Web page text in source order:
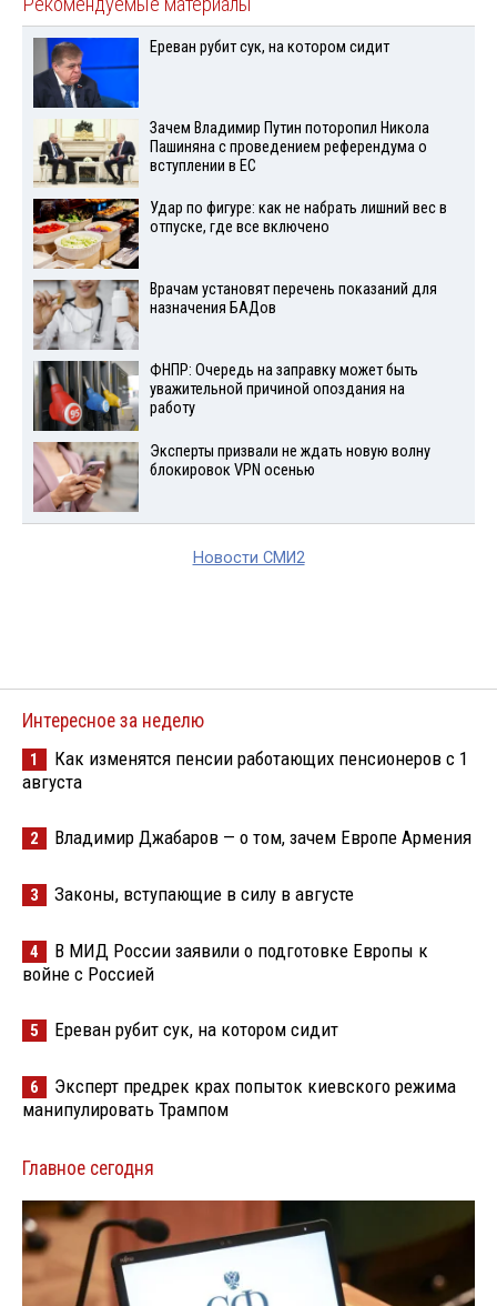
Ереван рубит сук, на котором сидит
Зачем Владимир Путин поторопил Никола
Пашиняна с проведением референдума о
вступлении в ЕС
Удар по фигуре: как не набрать лишний вес в
отпуске, где все включено
Врачам установят перечень показаний для
назначения БАДов
ФНПР: Очередь на заправку может быть
уважительной причиной опоздания на
работу
Эксперты призвали не ждать новую волну
блокировок VPN осенью
Новости СМИ2
Интересное за неделю
1
Как изменятся пенсии работающих пенсионеров с 1
августа
2 Владимир Джабаров — о том, зачем Европе Армения
3 Законы, вступающие в силу в августе
4
В МИД России заявили о подготовке Европы к
войне с Россией
5 Ереван рубит сук, на котором сидит
6
Эксперт предрек крах попыток киевского режима
манипулировать Трампом
Главное сегодня